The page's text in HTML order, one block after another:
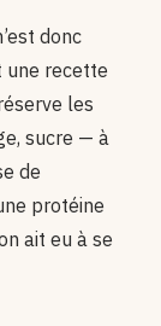
donc
une recette
les
sucre — à
de
protéine
ait eu à se